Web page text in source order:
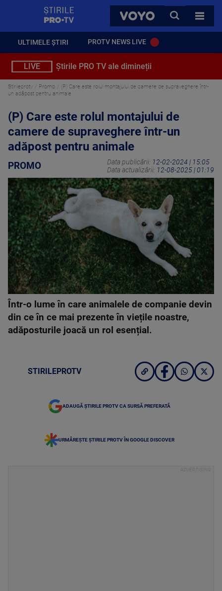
VOYO
CAUTA
TOATE
ULTIMELE ȘTIRI PROTV NEWS LIVE
LIVE Știrile PRO TV ale dimineții
Stirileprotv Promo
(P) Care este rolul montajului de camere de supraveghere într-
un adăpost pentru animale
(P) Care este rolul montajului de
camere de supraveghere într-un
adăpost pentru animale
PROMO Data publicării: 12-02-2024 | 15:05
Data actualizării: 12-08-2025 | 01:19
Într-o lume în care animalele de companie devin
din ce în ce mai prezente în viețile noastre,
adăposturile joacă un rol esențial.
STIRILEPROTV
ADAUGĂ ȘTIRILE PROTV CA SURSĂ PREFERATĂ
URMĂREȘTE ȘTIRILE PROTV ÎN GOOGLE DISCOVER